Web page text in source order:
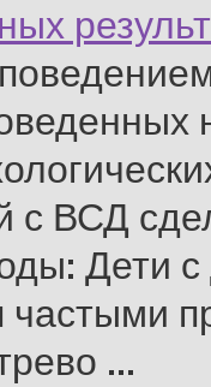
с ВСД
Дети с
...